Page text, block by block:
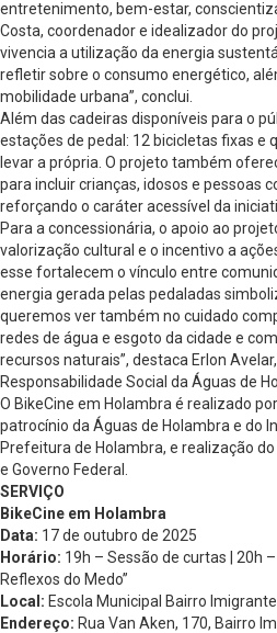
entretenimento, bem-estar,
Costa, coordenador e idealizador do
vivencia a utilização da energia
refletir sobre o consumo energético,
mobilidade urbana”, conclui.
Além das cadeiras disponíveis para o
estações de pedal: 12 bicicletas fixas e
levar a própria. O projeto também
para incluir crianças, idosos e pessoas
reforçando o caráter acessível da
Para a concessionária, o apoio ao
valorização cultural e o incentivo a
esse fortalecem o vínculo entre
energia gerada pelas pedaladas
queremos ver também no cuidado
redes de água e esgoto da cidade e
recursos naturais”, destaca Erlon
Responsabilidade Social da Águas de
O BikeCine em Holambra é realizado
patrocínio da Águas de Holambra e do
Prefeitura de Holambra, e realização
e Governo Federal.
SERVIÇO
BikeCine em Holambra
Data: 17 de outubro de 2025
Horário: 19h – Sessão de curtas | 20h
Reflexos do Medo”
Local: Escola Municipal Bairro
Endereço: Rua Van Aken, 170, Bairro